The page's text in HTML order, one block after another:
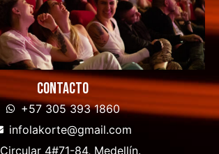
Contacto
+57 305 393 1860
infolakorte@gmail.com
Circular 4#71-84, Medellín.